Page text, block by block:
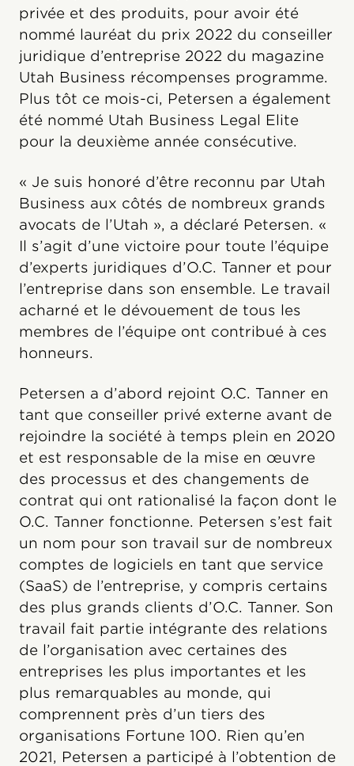
privée et des produits, pour avoir été
nommé lauréat du prix 2022 du conseiller
juridique d’entreprise 2022 du magazine
Utah Business récompenses programme.
Plus tôt ce mois-ci, Petersen a également
été nommé Utah Business Legal Elite
pour la deuxième année consécutive.
« Je suis honoré d’être reconnu par Utah
Business aux côtés de nombreux grands
avocats de l’Utah », a déclaré Petersen. «
Il s’agit d’une victoire pour toute l’équipe
d’experts juridiques d’O.C. Tanner et pour
l’entreprise dans son ensemble. Le travail
acharné et le dévouement de tous les
membres de l’équipe ont contribué à ces
honneurs.
Petersen a d’abord rejoint O.C. Tanner en
tant que conseiller privé externe avant de
rejoindre la société à temps plein en 2020
et est responsable de la mise en œuvre
des processus et des changements de
contrat qui ont rationalisé la façon dont le
O.C. Tanner fonctionne. Petersen s’est fait
un nom pour son travail sur de nombreux
comptes de logiciels en tant que service
(SaaS) de l’entreprise, y compris certains
des plus grands clients d’O.C. Tanner. Son
travail fait partie intégrante des relations
de l’organisation avec certaines des
entreprises les plus importantes et les
plus remarquables au monde, qui
comprennent près d’un tiers des
organisations Fortune 100. Rien qu’en
2021, Petersen a participé à l’obtention de